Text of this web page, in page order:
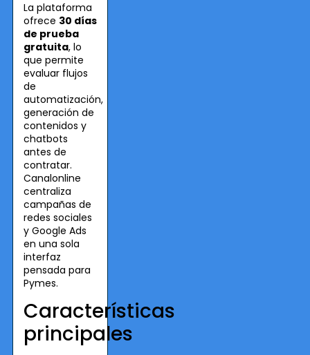
La plataforma
ofrece 30 días
de prueba
gratuita, lo
que permite
evaluar flujos
de
automatización,
generación de
contenidos y
chatbots
antes de
contratar.
Canalonline
centraliza
campañas de
redes sociales
y Google Ads
en una sola
interfaz
pensada para
Pymes.
Características
principales